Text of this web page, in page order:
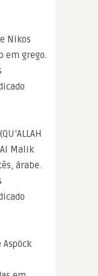
Nikos
em grego.
Al Malik
árabe.
Aspöck